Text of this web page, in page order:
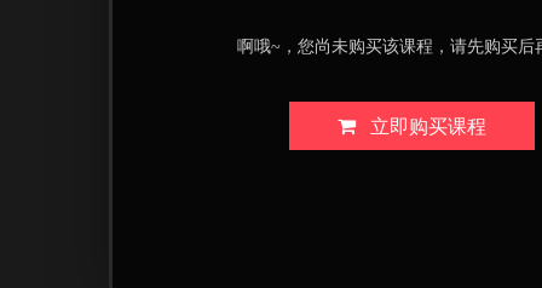
啊哦~，您尚未购买该课程，请先购买后
立即购买课程